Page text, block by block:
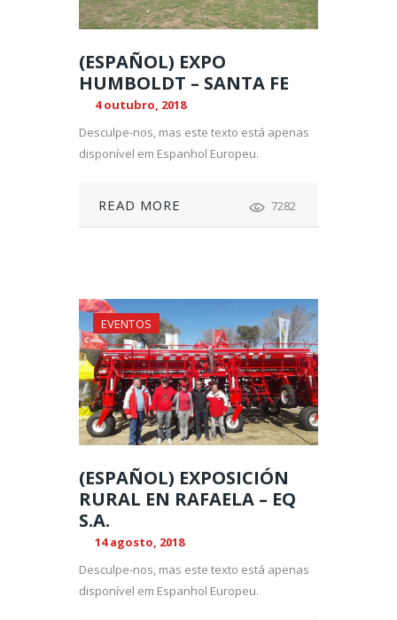
(ESPAÑOL) EXPO
HUMBOLDT – SANTA FE
4 outubro, 2018
Desculpe-nos, mas este texto está apenas
disponível em Espanhol Europeu.
READ MORE 7282
EVENTOS
(ESPAÑOL) EXPOSICIÓN
RURAL EN RAFAELA – EQ
S.A.
14 agosto, 2018
Desculpe-nos, mas este texto está apenas
disponível em Espanhol Europeu.